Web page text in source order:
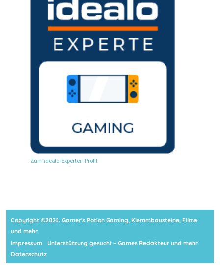
Zum idealo-Experten-Profil
Copyright ©2026. Gamer's Potion Gaming, Klemmbausteine, Filme
und mehr
Impressum
Unterstützung gesucht – Games Redakteur und mehr
Datenschutz